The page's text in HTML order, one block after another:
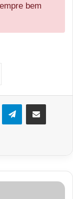
bem
TelegramCompartilhar via e-mail